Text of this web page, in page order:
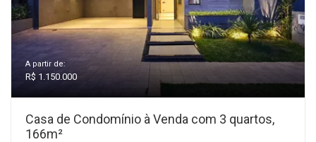
A partir de:
R$ 1.150.000
Casa de Condomínio à Venda com 3 quartos,
166m²